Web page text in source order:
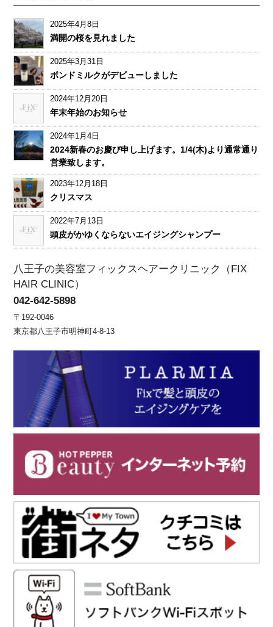
2025年4月8日
満開の桜を見れました
2025年3月31日
ボンドミルクがデビューしました
2024年12月20日
年末年始のお知らせ
2024年1月4日
2024新春のお慶び申し上げます。1/4(木)より通常通り
営業致します。
2023年12月18日
クリスマス
2022年7月13日
頭皮がかゆくならないエイジングシャンプー
八王子の美容室フィックスヘアークリニック（FIX
HAIR CLINIC）
042-642-5898
〒192-0046
東京都八王子市明神町4-8-13